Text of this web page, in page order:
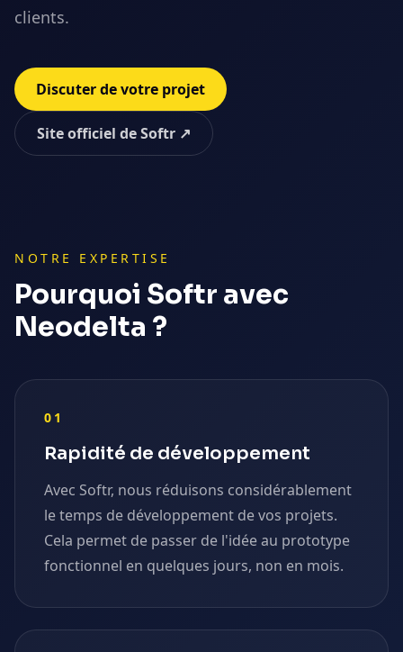
clients.
Discuter de votre projet
Site officiel deSoftr ↗
NOTRE EXPERTISE
Pourquoi Softr avec
Neodelta ?
01
Rapidité de développement
Avec Softr, nous réduisons considérablement
le temps de développement de vos projets.
Cela permet de passer de l'idée au prototype
fonctionnel en quelques jours, non en mois.